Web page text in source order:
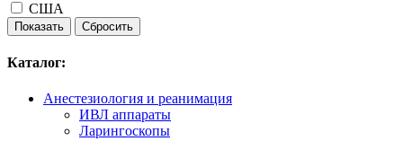
США
Каталог:
Анестезиология и реанимация
ИВЛ аппараты
Ларингоскопы